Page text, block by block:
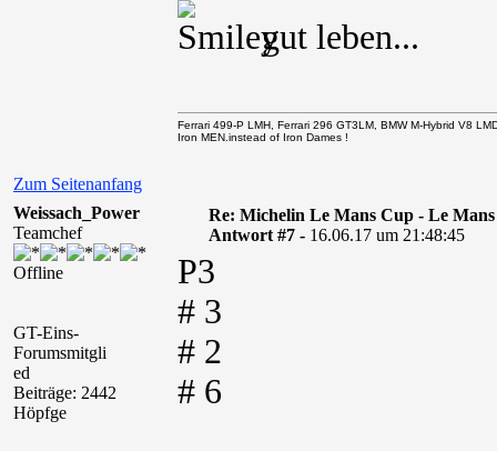
gut leben...
Zum Seitenanfang
Ferrari 499-P LMH, Ferrari 296 GT3LM, BMW M-Hybrid V8
Iron MEN.instead of Iron Dames !
Weissach_Power
Teamchef
Offline
GT-Eins-
Forumsmitgli
ed
Beiträge: 2442
Höpfge
Re: Michelin Le Mans Cup - Le Mans
Antwort #7 - 16.06.17 um 21:48:45
P3
# 3
# 2
# 6